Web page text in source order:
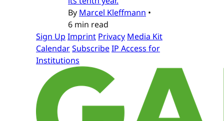
By Marcel Kleffmann •
6 min read
Sign Up Imprint Privacy Media Kit
CalendarSubscribeIP Access for
Institutions